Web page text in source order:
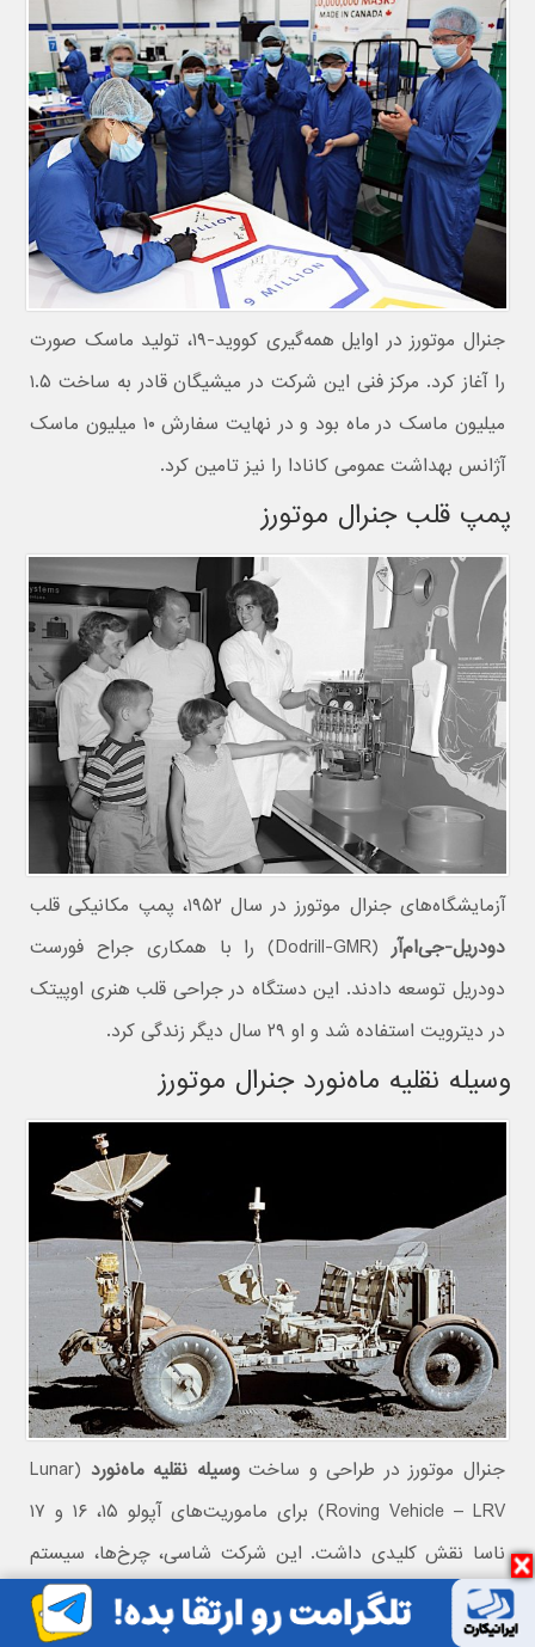
جنرال موتورز در اوایل همه‌گیری کووید-۱۹، تولید ماسک صورت
را آغاز کرد. مرکز فنی این شرکت در میشیگان قادر به ساخت ۱.۵
میلیون ماسک در ماه بود و در نهایت سفارش ۱۰ میلیون ماسک
آژانس بهداشت عمومی کانادا را نیز تامین کرد.
پمپ قلب جنرال موتورز
آزمایشگاه‌های جنرال موتورز در سال ۱۹۵۲، پمپ مکانیکی قلب
دودریل-جی‌ام‌آر
(Dodrill-GMR) را با همکاری جراح فورست
دودریل توسعه دادند. این دستگاه در جراحی قلب هنری اوپیتک
در دیترویت استفاده شد و او ۲۹ سال دیگر زندگی کرد.
وسیله نقلیه ماه‌نورد جنرال موتورز
جنرال موتورز در طراحی و ساختوسیله نقلیه ماه‌نورد
(Lunar
Roving Vehicle – LRV) برای ماموریت‌های آپولو ۱۵، ۱۶ و ۱۷
ناسا نقش کلیدی داشت. این شرکت شاسی، چرخ‌ها، سیستم
تعلیق، فرمان و کنترل‌های LRV را توسعه داد.